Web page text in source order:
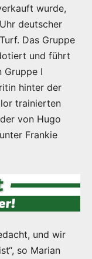
wurde,
deutscher
Das Gruppe
und führt
Gruppe I
hinter der
trainierten
von Hugo
Frankie
und wir
so Marian